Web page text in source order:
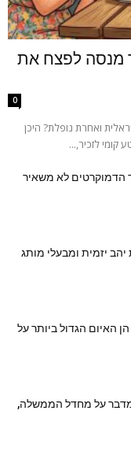
מנסה לפצח את
0
ואחרת נופלת? היכן
קומי לזכיר,...
הדמוקרטים לא משאיר
יזמית ומבעלי מותג
האיום הגדול ביותר על
מדבר על מחדל הממשלה,